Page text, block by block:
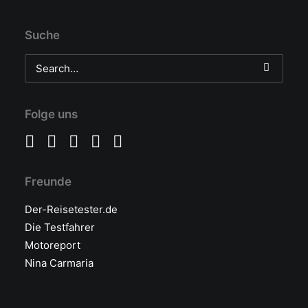
Suche
Folge uns
Freunde
Der-Reisetester.de
Die Testfahrer
Motoreport
Nina Carmaria